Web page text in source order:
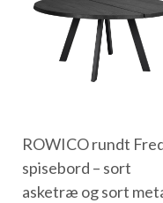
ROWICO rundt
spisebord – sort
asketræ og sort